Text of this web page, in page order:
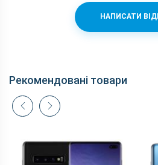
НАПИСАТИ
Рекомендовані товари